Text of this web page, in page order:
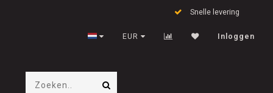
Snelle levering
EUR Inloggen